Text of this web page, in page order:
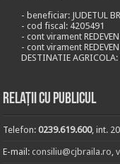
- beneficiar: JUDETUL
- cod fiscal: 4205491
- cont virament
- cont virament
DESTINATIE
Relații cu publicul
Telefon:0239.619.600, int.
E-mail:consiliu@cjbraila.ro,